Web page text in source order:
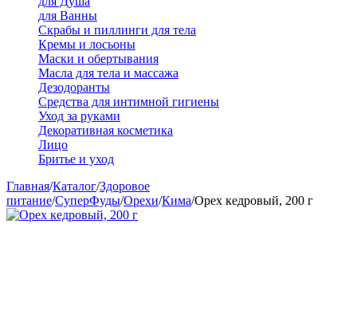
для Ванны
Скрабы и пиллинги для тела
Кремы и лосьоны
Маски и обертывания
Масла для тела и массажа
Дезодоранты
Средства для интимной гигиены
Уход за руками
Декоративная косметика
Лицо
Бритье и уход
Главная/Каталог/Здоровое
питание/СуперФуды/Орехи/Кима/Орех кедровый, 200 г